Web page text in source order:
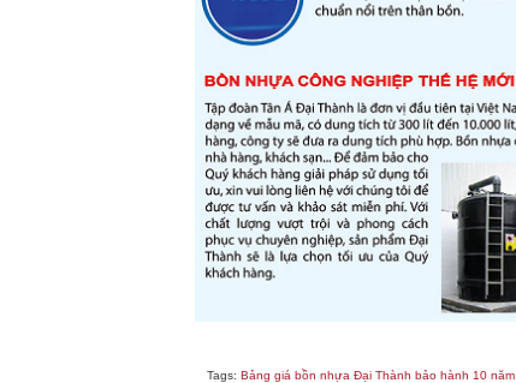
Tags: Bảng giá bồn nhựa Đại Thành bảo hành 10 năm